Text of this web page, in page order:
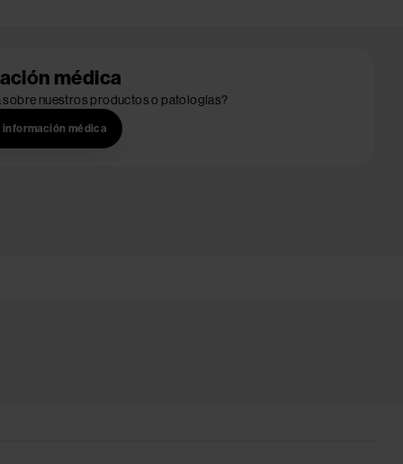
médica
sobre nuestros productos o patologías?
información médica